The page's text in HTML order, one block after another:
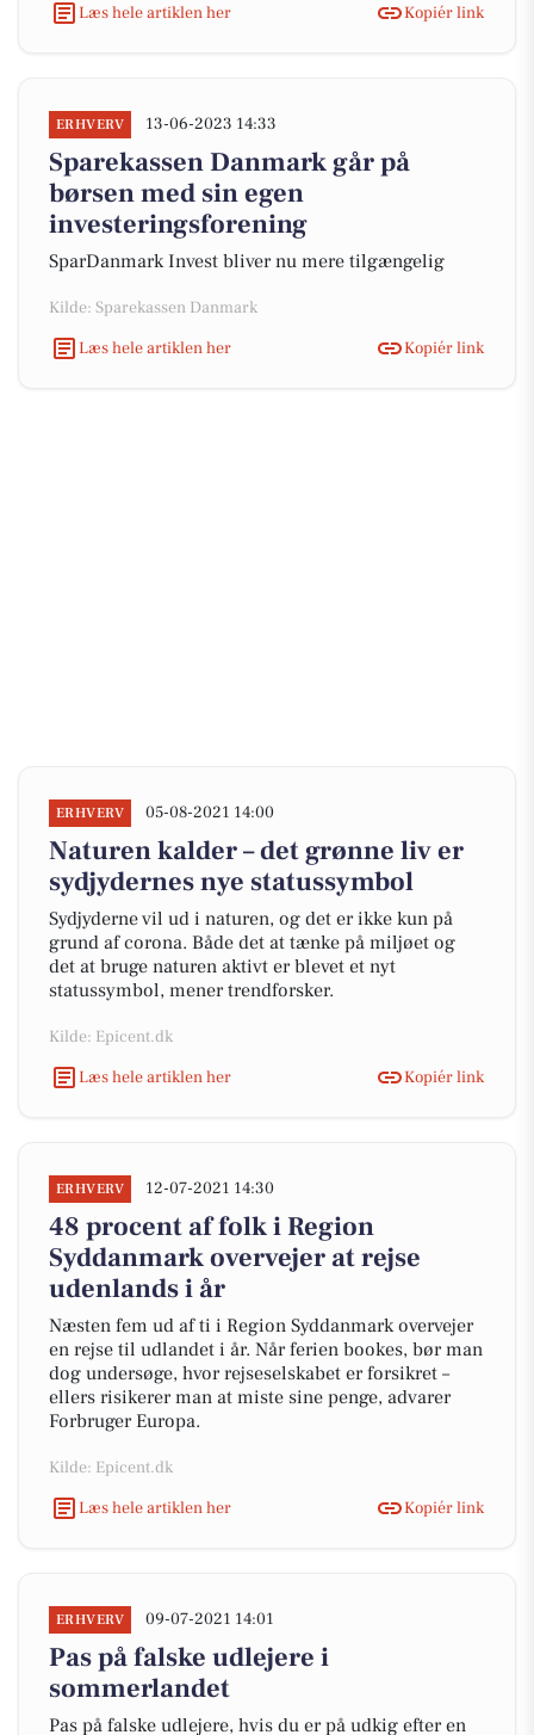
Læs hele artiklen her
Kopiér link
ERHVERV 13-06-2023 14:33
Sparekassen Danmark går på
børsen med sin egen
investeringsforening
SparDanmark Invest bliver nu mere tilgængelig
Kilde: Sparekassen Danmark
Læs hele artiklen her
Kopiér link
ERHVERV 05-08-2021 14:00
Naturen kalder – det grønne liv er
sydjydernes nye statussymbol
Sydjyderne vil ud i naturen, og det er ikke kun på
grund af corona. Både det at tænke på miljøet og
det at bruge naturen aktivt er blevet et nyt
statussymbol, mener trendforsker.
Kilde: Epicent.dk
Læs hele artiklen her
Kopiér link
ERHVERV 12-07-2021 14:30
48 procent af folk i Region
Syddanmark overvejer at rejse
udenlands i år
Næsten fem ud af ti i Region Syddanmark overvejer
en rejse til udlandet i år. Når ferien bookes, bør man
dog undersøge, hvor rejseselskabet er forsikret –
ellers risikerer man at miste sine penge, advarer
Forbruger Europa.
Kilde: Epicent.dk
Læs hele artiklen her
Kopiér link
ERHVERV 09-07-2021 14:01
Pas på falske udlejere i
sommerlandet
Pas på falske udlejere, hvis du er på udkig efter en